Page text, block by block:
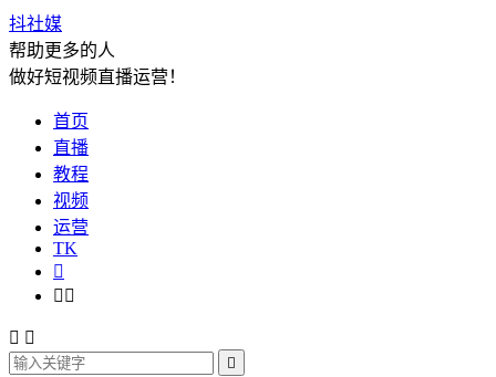
抖社媒
帮助更多的人
做好短视频直播运营！
首页
直播
教程
视频
运营
TK

 
 
